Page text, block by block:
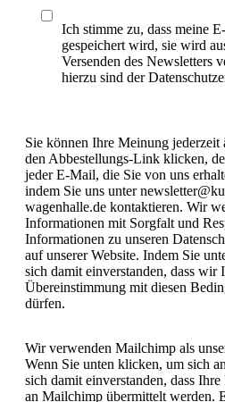
Ich stimme zu, dass meine
gespeichert wird, sie wird
Versenden des Newsletters
hierzu sind der
Sie können Ihre Meinung jederzeit
den Abbestellungs-Link klicken,
jeder E-Mail, die Sie von uns
indem Sie uns unter
wagenhalle.de kontaktieren. Wir
Informationen mit Sorgfalt und
Informationen zu unseren
auf unserer Website. Indem Sie
sich damit einverstanden, dass wir
Übereinstimmung mit diesen
dürfen.
Wir verwenden Mailchimp als
Wenn Sie unten klicken, um sich
sich damit einverstanden, dass
an Mailchimp übermittelt werden.